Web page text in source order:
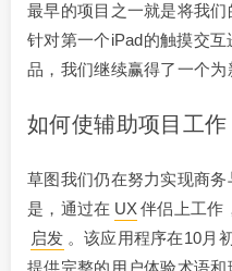
最早的项目之一就是将我
针对第一个iPad的触摸交
品，我们继续赢得了一个为
如何使辅助项目工作
草图我们仍在努力实现商
是，通过在 UX 伴侣上工作
启发 。该应用程序在10月